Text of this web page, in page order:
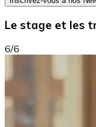
Le stage et les
6/6